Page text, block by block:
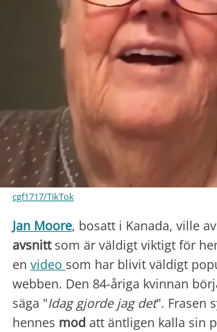
cgf1717/TikTok
Jan Moore, bosatt i Kanada, ville
avsnittsom är väldigt viktigt för
en video som har blivit väldigt
webben. Den 84-åriga kvinnan
säga "Idag gjorde jag det". Frasen
hennes mod att äntligen kalla sin